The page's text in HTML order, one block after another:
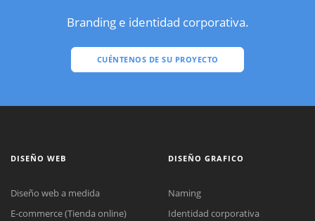
Branding e identidad corporativa.
CUÉNTENOS DE SU PROYECTO
DISEÑO WEB
Diseño web a medida
E-commerce (Tienda online)
DISEÑO GRAFICO
Naming
Identidad corporativa